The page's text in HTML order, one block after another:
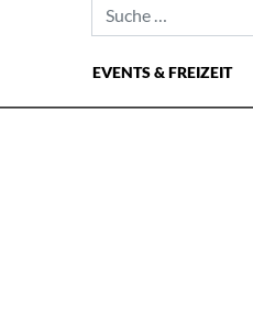
Suche nach:
EVENTS & FREIZEIT